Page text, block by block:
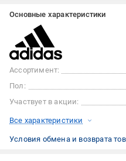
Основные характеристики
Ассортимент:
Пол:
Участвует в акции:
Все характеристики
Условия обмена и возврата